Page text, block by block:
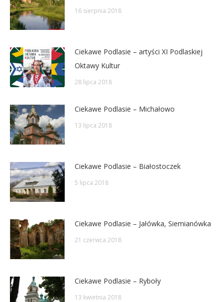
16 sierpnia 2018
Ciekawe Podlasie – artyści XI Podlaskiej
Oktawy Kultur
28 lipca 2018
Ciekawe Podlasie – Michałowo
13 lipca 2018
Ciekawe Podlasie – Białostoczek
5 lipca 2018
Ciekawe Podlasie – Jałówka, Siemianówka
21 czerwca 2018
Ciekawe Podlasie – Ryboły
13 kwietnia 2018